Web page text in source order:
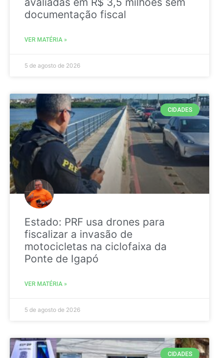
documentação fiscal
VER MATÉRIA »
5 de agosto de 2026
CIDADES
Estado: PRF usa drones para
fiscalizar a invasão de
motocicletas na ciclofaixa da
Ponte de Igapó
VER MATÉRIA »
5 de agosto de 2026
CIDADES